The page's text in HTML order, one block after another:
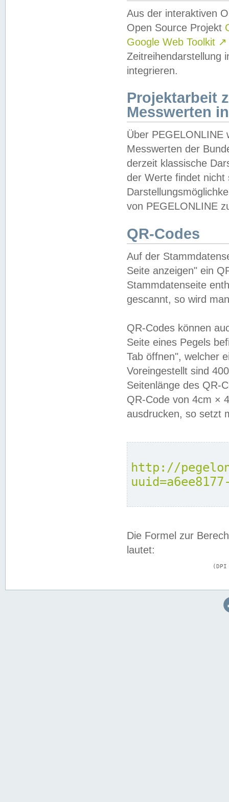
Aus der interaktiven
Open Source Projekt
Google Web Toolkit ↗
Zeitreihendarstellung
integrieren.
Projektarbeit
Messwerten
Über PEGELONLINE
Messwerten der
derzeit klassische
der Werte findet
von PEGELONLINE
QR-Codes
Auf der
Seite anzeigen" ein
Stammdatenseite
gescannt, so wird
QR-Codes können
Seite eines Pegels
Tab öffnen", welcher
Voreingestellt sind
Seitenlänge des QR-
QR-Code von 4cm ×
ausdrucken, so setzt
http://
Die Formel zur
lautet: